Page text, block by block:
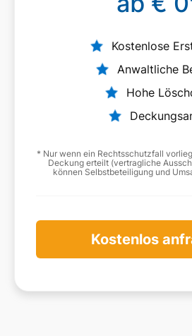
Kostenlose
Anwaltliche
Hohe
* Nur wenn ein Rechtsschutzfall
Deckung erteilt (vertragliche
können Selbstbeteiligung und
Kostenlos